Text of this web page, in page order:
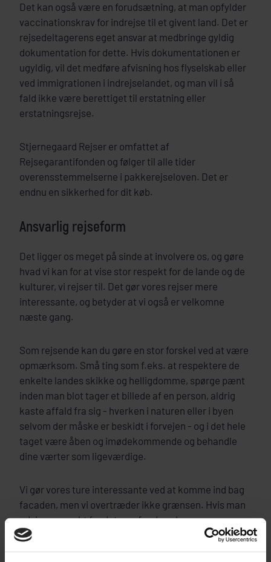
Det kan også være en forudsætning, at man opfylder
vaccinationskrav for indrejse til et givent land. Det er
rejsedeltagerens eget ansvar at medbringe gyldig
dokumentation for dette. Hvis dokumentationen er
ugyldig, vil det medføre afvisning hos flyselskab eller
ved immigrationen i indrejselandet, og man vil i så
fald ikke være berettiget til erstatning eller
erstatningsrejse.
Stjernegaard Rejser er omfattet af
Rejsegarantifonden og følger til alle tider
overensstemmelserne i pakkerejseloven. Det er
endnu en sikkerhed for dit køb.
Ansvarlig rejseform
Det ligger os meget på sinde at involvere os, og gøre
hvad vi kan for at vise stor respekt for de lande og de
kulturer, vi rejser til. Det gør vores rejser mere
interessante, og betyder at vi også er velkomne
næste gang.
Som rejsende kan du gøre en stor forskel ved at være
opmærksom. Små ting som f.eks. at respektere de
enkelte landes skikke og helligdomme, spørge pænt
inden man blot tager et billede af en person, aldrig
kaste affald fra sig - hverken i naturen eller i byen
selvom der måske er beskidt i forvejen - og i det hele
taget være åben og imødekommende og behandle
dine værter som ligeværdige.
Vi gør vores ture interessante ved at komme ind bag
facaden, men vi overtræder ikke grænsen. Hvis man
udviser respekt for det samfund og de personer man
besøger, kommer man i dialog og bliver mødt med
venlighed og smil. Rejsen bliver meget mere